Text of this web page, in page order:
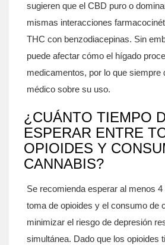
sugieren que el CBD puro o
mismas interacciones
THC con benzodiacepinas. Sin
puede afectar cómo el hígado
medicamentos, por lo que siempre
médico sobre su uso.
¿CUÁNTO TIEMPO
ESPERAR ENTRE
OPIOIDES Y
CANNABIS?
Se recomienda esperar al menos
toma de opioides y el consumo de
minimizar el riesgo de depresión
simultánea. Dado que los opioides